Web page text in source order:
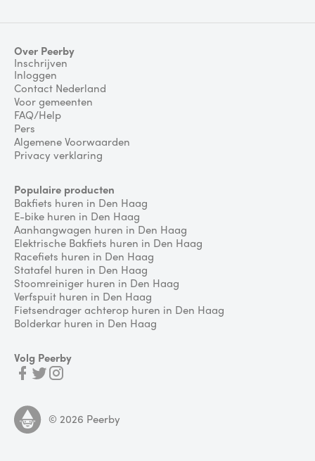
Over Peerby
Inschrijven
Inloggen
Contact Nederland
Voor gemeenten
FAQ/Help
Pers
Algemene Voorwaarden
Privacy verklaring
Populaire producten
Bakfiets huren in Den Haag
E-bike huren in Den Haag
Aanhangwagen huren in Den Haag
Elektrische Bakfiets huren in Den Haag
Racefiets huren in Den Haag
Statafel huren in Den Haag
Stoomreiniger huren in Den Haag
Verfspuit huren in Den Haag
Fietsendrager achterop huren in Den Haag
Bolderkar huren in Den Haag
Volg Peerby
© 2026 Peerby